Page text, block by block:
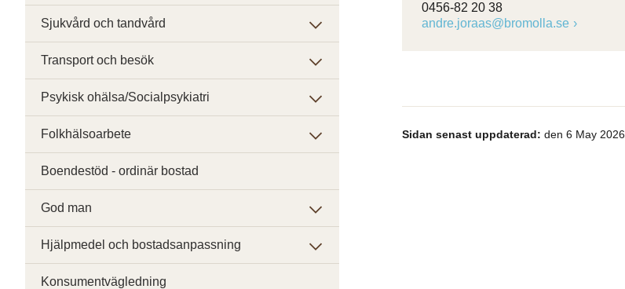
0456-82 20 38
andre.joraas@bromolla.se
Sidan senast uppdaterad: den 6 May 2026
Sjukvård och tandvård
Transport och besök
Psykisk ohälsa/Socialpsykiatri
Folkhälsoarbete
Boendestöd - ordinär bostad
God man
Hjälpmedel och bostadsanpassning
Konsumentvägledning